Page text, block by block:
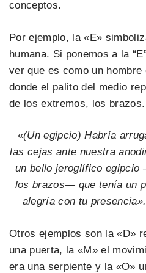
conceptos.
Por ejemplo, la «E»
humana. Si ponemos a la
ver que es como un
donde el palito del medio
de los extremos, los brazos.
«(Un egipcio) Habría
las cejas ante nuestra
un bello jeroglífico egipcio
los brazos— que tenía un
alegría con tu presencia».
Otros ejemplos son la «D»
una puerta, la «M» el
era una serpiente y la «O»